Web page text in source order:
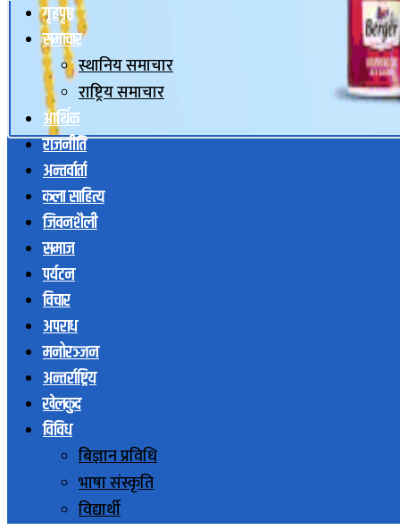
गृहपृष्ठ
समाचार
स्थानिय समाचार
राष्ट्रिय समाचार
आर्थिक
राजनीति
अन्तर्वार्ता
कला साहित्य
जिवनशैली
समाज
पर्यटन
विचार
अपराध
मनोरञ्जन
अन्तर्राष्ट्रिय
खेलकुद
विविध
बिज्ञान प्रविधि
भाषा संस्कृति
विद्यार्थी